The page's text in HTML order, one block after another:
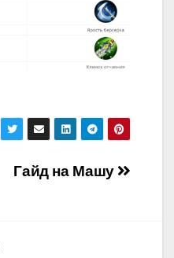
Гайд на Машу